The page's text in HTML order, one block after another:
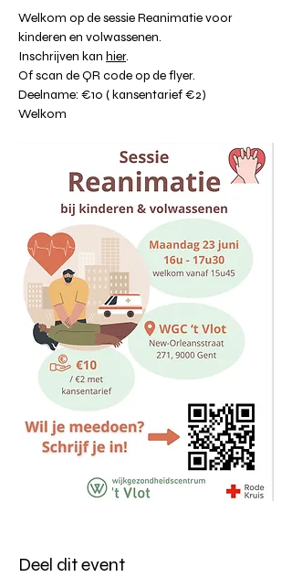
Welkom op de sessie Reanimatie voor
kinderen en volwassenen.
Inschrijven kan hier.
Of scan de QR code op de flyer.
Deelname: €10 ( kansentarief €2)
Welkom
Deel dit event